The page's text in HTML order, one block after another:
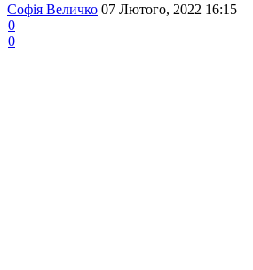
Софія Величко 07 Лютого, 2022 16:15
0
0